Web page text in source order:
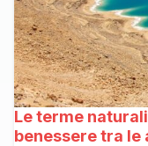
Le terme
benessere tra le